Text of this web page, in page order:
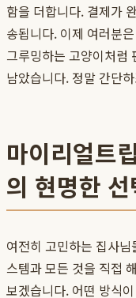
함을 더합니다. 결제가
송됩니다. 이제 여러분
그루밍하는 고양이처럼
남았습니다. 정말 간단
마이리얼트
의 현명한
여전히 고민하는 집사님
스템과 모든 것을 직접
보겠습니다. 어떤 방식